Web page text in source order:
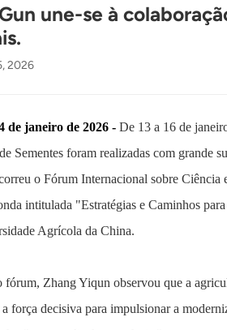
une-se à
2026
de janeiro de 2026 -De 13 a 16 de
Sementes foram realizadas com grande
o Fórum Internacional sobre
intitulada "Estratégias e Caminhos
Agrícola da China.
fórum, Zhang Yiqun observou que a
força decisiva para impulsionar a